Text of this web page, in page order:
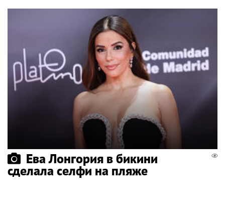
Ева Лонгория в бикини
сделала селфи на пляже